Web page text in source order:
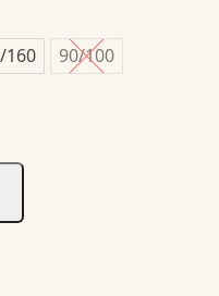
160 90/100